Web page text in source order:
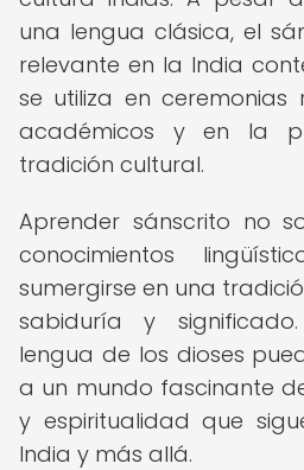
una lengua clásica, el
relevante en la India
se utiliza en ceremonias
académicos y en la
tradición cultural.
Aprender sánscrito no
conocimientos
sumergirse en una
sabiduría y
lengua de los dioses
a un mundo fascinante
y espiritualidad que
India y más allá.